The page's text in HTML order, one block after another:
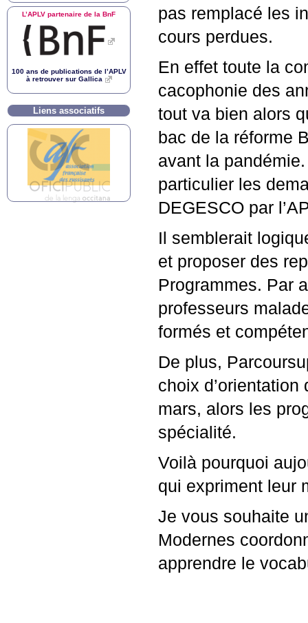
pas remplacé les
cours perdues.
En effet toute la
cacophonie des
tout va bien alors
bac de la réforme
avant la
particulier les
DEGESCO par l’
Il semblerait
et proposer des
Programmes. Par
professeurs
formés et
De plus,
choix
mars, alors les
spécialité.
Voilà pourquoi
qui expriment leur
Je vous souhaite
Modernes
apprendre le
L’APLV partenaire de la BnF
100 ans de publications de l’APLV
à retrouver sur Gallica
Liens associatifs